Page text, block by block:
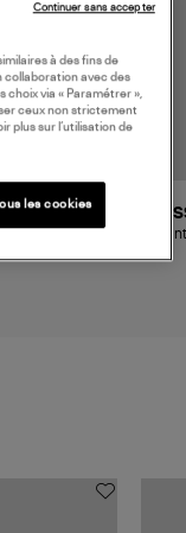
Pant Nero
à des fins de
collaboration avec des
via « Paramétrer »,
ceux non strictement
plus sur l’utilisation de
les cookies
Continuer sans accepter